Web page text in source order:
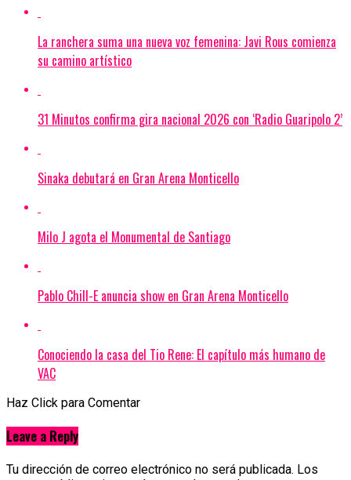
La ranchera suma una nueva voz femenina: Javi Rous comienza
su camino artístico
31 Minutos confirma gira nacional 2026 con ‘Radio Guaripolo 2’
Sinaka debutará en Gran Arena Monticello
Milo J agota el Monumental de Santiago
Pablo Chill-E anuncia show en Gran Arena Monticello
Conociendo la casa del Tio Rene: El capítulo más humano de
VAC
Haz Click para Comentar
Leave a Reply
Tu dirección de correo electrónico no será publicada. Los